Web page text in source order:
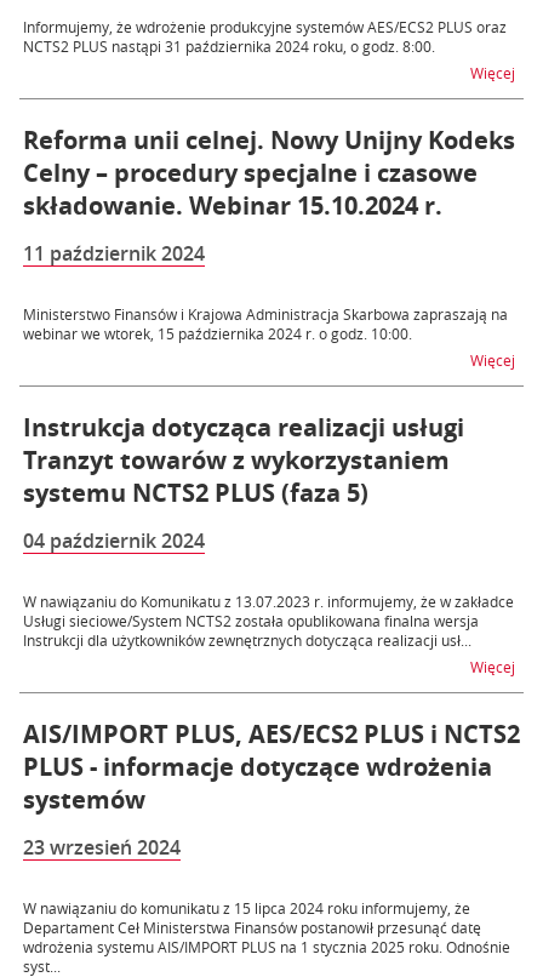
Informujemy, że wdrożenie produkcyjne systemów AES/ECS2 PLUS oraz
NCTS2 PLUS nastąpi 31 października 2024 roku, o godz. 8:00.
Więcej
Reforma unii celnej. Nowy Unijny Kodeks
Celny – procedury specjalne i czasowe
składowanie. Webinar 15.10.2024 r.
11 październik 2024
Ministerstwo Finansów i Krajowa Administracja Skarbowa zapraszają na
webinar we wtorek, 15 października 2024 r. o godz. 10:00.
Więcej
Instrukcja dotycząca realizacji usługi
Tranzyt towarów z wykorzystaniem
systemu NCTS2 PLUS (faza 5)
04 październik 2024
W nawiązaniu do Komunikatu z 13.07.2023 r. informujemy, że w zakładce
Usługi sieciowe/System NCTS2 została opublikowana finalna wersja
Instrukcji dla użytkowników zewnętrznych dotycząca realizacji usł...
Więcej
AIS/IMPORT PLUS, AES/ECS2 PLUS i NCTS2
PLUS - informacje dotyczące wdrożenia
systemów
23 wrzesień 2024
W nawiązaniu do komunikatu z 15 lipca 2024 roku informujemy, że
Departament Ceł Ministerstwa Finansów postanowił przesunąć datę
wdrożenia systemu AIS/IMPORT PLUS na 1 stycznia 2025 roku. Odnośnie
syst...